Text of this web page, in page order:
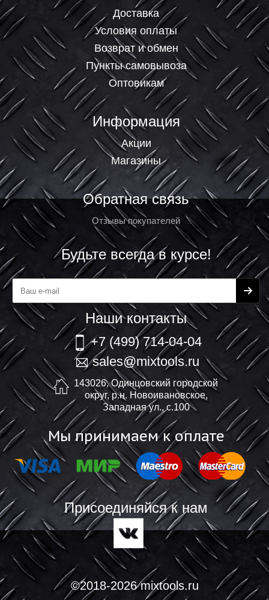
Доставка
Условия оплаты
Возврат и обмен
Пункты самовывоза
Оптовикам
Информация
Акции
Магазины
Обратная связь
Отзывы покупателей
Будьте всегда в курсе!
Наши контакты
+7 (499) 714-04-04
sales@mixtools.ru
143026, Одинцовский городской
округ, р.н. Новоивановское,
Западная ул., с.100
Мы принимаем к оплате
Присоединяйся к нам
©2018-2026 mixtools.ru